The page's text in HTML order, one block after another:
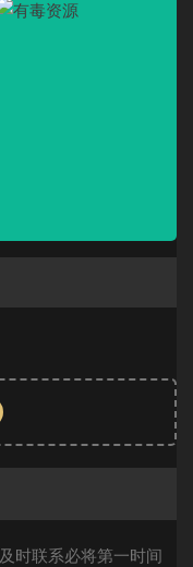
时联系必将第一时间